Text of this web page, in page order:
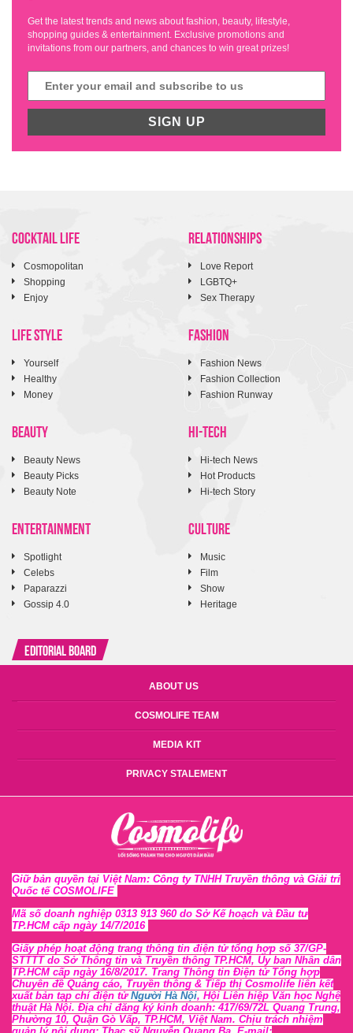
Get the latest trends and news about fashion, beauty, lifestyle,
shopping guides & entertainment. Exclusive promotions and
invitations from our partners, and chances to win great prizes!
SIGN UP
COCKTAIL LIFE
Cosmopolitan
Shopping
Enjoy
RELATIONSHIPS
Love Report
LGBTQ+
Sex Therapy
LIFE STYLE
Yourself
Healthy
Money
FASHION
Fashion News
Fashion Collection
Fashion Runway
BEAUTY
Beauty News
Beauty Picks
Beauty Note
HI-TECH
Hi-tech News
Hot Products
Hi-tech Story
ENTERTAINMENT
Spotlight
Celebs
Paparazzi
Gossip 4.0
CULTURE
Music
Film
Show
Heritage
Editorial Board
ABOUT US
COSMOLIFE TEAM
MEDIA KIT
PRIVACY STALEMENT
Giữ bản quyền tại Việt Nam: Công ty TNHH Truyền thông và Giải trí
Quốc tế COSMOLIFE
Mã số doanh nghiệp 0313 913 960 do Sở Kế hoạch và Đầu tư
TP.HCM cấp ngày 14/7/2016
Giấy phép hoạt động trang thông tin điện tử tổng hợp số 37/GP-
STTTT do Sở Thông tin và Truyền thông TP.HCM, Ủy ban Nhân dân
TP.HCM cấp ngày 16/8/2017. Trang Thông tin Điện tử Tổng hợp
Chuyên đề Quảng cáo, Truyền thông & Tiếp thị Cosmolife liên kết
xuất bản tạp chí điện tử Người Hà Nội, Hội Liên hiệp Văn học Nghệ
thuật Hà Nội. Địa chỉ đăng ký kinh doanh: 417/69/72L Quang Trung,
Phường 10, Quận Gò Vấp, TP.HCM, Việt Nam. Chịu trách nhiệm